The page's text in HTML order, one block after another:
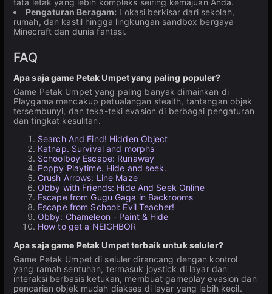
tata letak yang lebih kompleks seiring kemajuan Anda.
Pengaturan Beragam: Lokasi berkisar dari sekolah,
rumah, dan kastil hingga lingkungan sandbox bergaya
Minecraft dan dunia fantasi.
FAQ
Apa saja game Petak Umpet yang paling populer?
Game Petak Umpet yang paling banyak dimainkan di
Playgama mencakup petualangan stealth, tantangan objek
tersembunyi, dan teka-teki evasion di berbagai pengaturan
dan tingkat kesulitan.
Search And Find! Hidden Object
Katnap. Survival and morphs
Schoolboy Escape: Runaway
Poppy Playtime. Hide and seek.
Crush Arrows: Line Maze
Obby with Friends: Hide And Seek Online
Escape from Gugu Gaga in Backrooms
Escape from School: Evil Teacher!
Obby: Chameleon - Paint & Hide
How to get a NEIGHBOR
Apa saja game Petak Umpet terbaik untuk seluler?
Game Petak Umpet di seluler dirancang dengan kontrol
yang ramah sentuhan, termasuk joystick di layar dan
interaksi berbasis ketukan, membuat gameplay evasion dan
pencarian objek mudah diakses di layar yang lebih kecil.